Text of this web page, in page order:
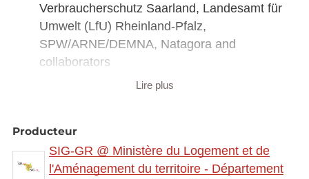
Verbraucherschutz Saarland, Landesamt für
Umwelt (LfU) Rheinland-Pfalz,
SPW/ARNE/DEMNA, Natagora and
collaborators
Link to interactive map:https://map.gis-
version=3&zoom=8&X=708580&Y=6429642&lang
=fr&rotation=0&layers=2333&opacities=1&bgLayer
=basemap_2015_global
Lire plus
Producteur
SIG-GR @ Ministère du Logement et de
l'Aménagement du territoire - Département